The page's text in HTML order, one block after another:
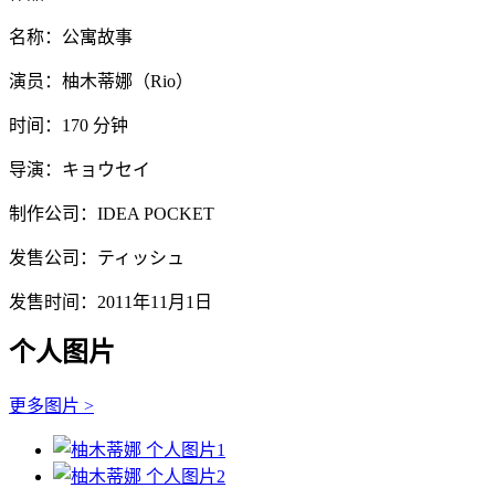
名称：公寓故事
演员：柚木蒂娜（Rio）
时间：170 分钟
导演：キョウセイ
制作公司：IDEA POCKET
发售公司：ティッシュ
发售时间：2011年11月1日
个人图片
更多图片 >